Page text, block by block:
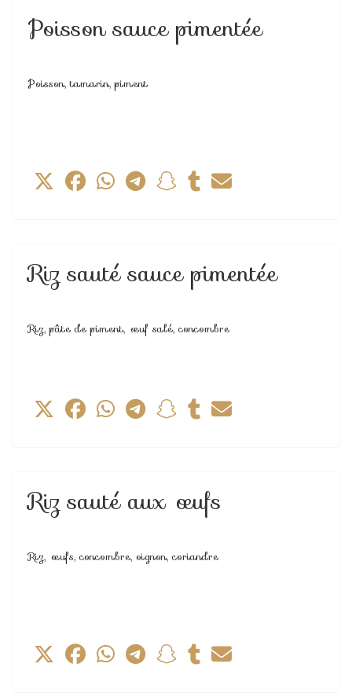
Poisson sauce pimentée
Poisson, tamarin, piment
Riz sauté sauce pimentée
Riz, pâte de piment, œuf salé, concombre
Riz sauté aux œufs
Riz, œufs, concombre, oignon, coriandre